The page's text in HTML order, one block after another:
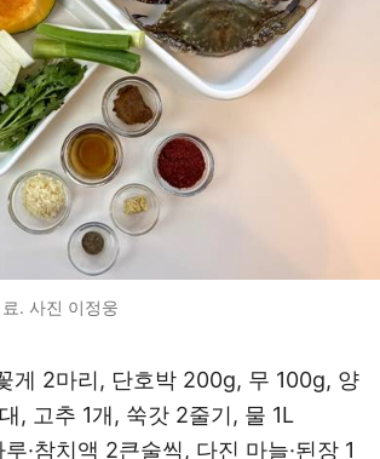
. 사진 이정웅
게 2마리, 단호박 200g, 무 100g, 양
, 고추 1개, 쑥갓 2줄기, 물 1L
·참치액 2큰술씩, 다진 마늘·된장 1